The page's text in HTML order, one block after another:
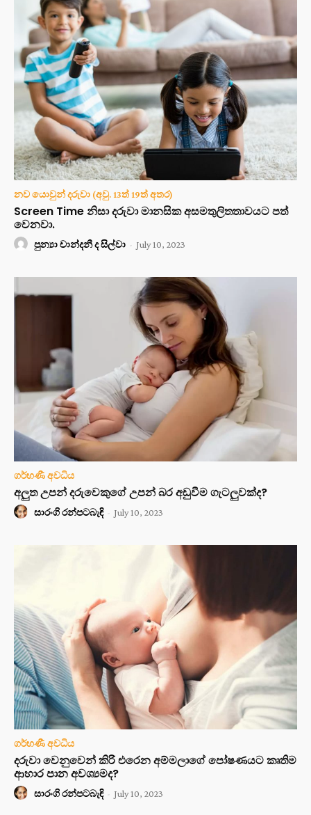
නව යොවුන් දරුවා (අවු. 13ත් 19ත් අතර)
Screen Time නිසා දරුවා මානසික අසමතුලිතතාවයට පත්
වෙනවා.
පුන්‍යා චාන්දනී ද සිල්වා - July 10, 2023
ගර්භණී අවධිය
අලුත උපන් දරුවෙකුගේ උපන් බර අඩුවීම ගැටලුවක්ද?
සාරංගි රන්පටබැඳි - July 10, 2023
ගර්භණී අවධිය
දරුවා වෙනුවෙන් කිරි එරෙන අම්මලාගේ පෝෂණයට කෘතිම
ආහාර පාන අවශ්‍යමද?
සාරංගි රන්පටබැඳි - July 10, 2023